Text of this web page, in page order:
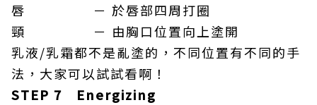
唇 － 於唇部四周打圈
頸 － 由胸口位置向上塗開
乳液/乳霜都不是亂塗的，不同位置有不同的手
法，大家可以試試看啊！
STEP 7 Energizing